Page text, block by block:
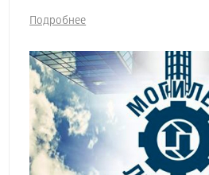
Подробнее